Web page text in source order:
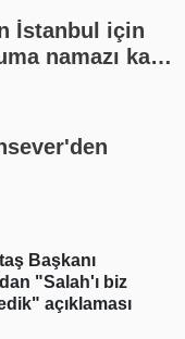
İstanbul için
namazı kaç
Emlak
yıl için esas
inşaat